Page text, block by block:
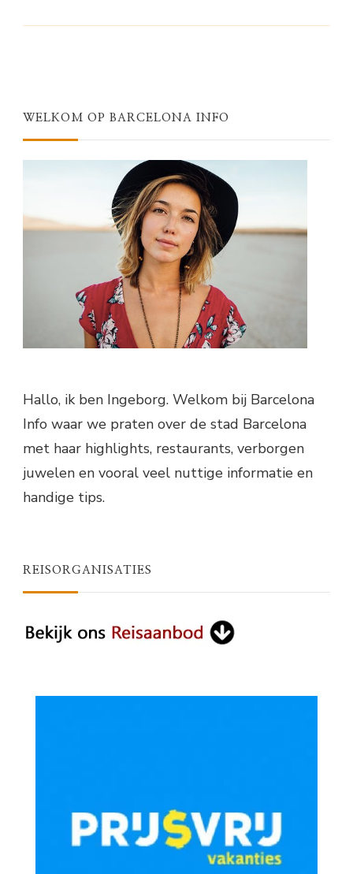
WELKOM OP BARCELONA INFO
Hallo, ik ben Ingeborg. Welkom bij Barcelona
Info waar we praten over de stad Barcelona
met haar highlights, restaurants, verborgen
juwelen en vooral veel nuttige informatie en
handige tips.
REISORGANISATIES